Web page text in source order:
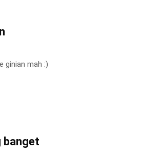
ginian mah :)
banget